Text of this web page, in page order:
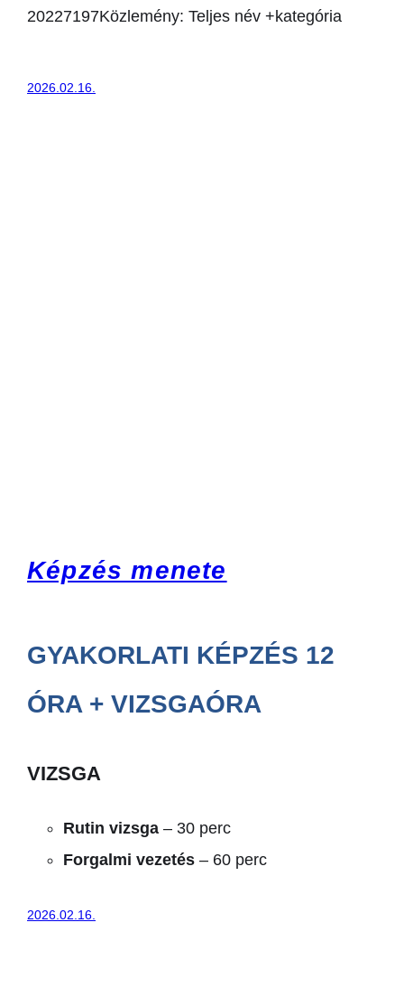
20227197Közlemény: Teljes név +kategória
2026.02.16.
Képzés menete
GYAKORLATI KÉPZÉS 12
ÓRA + VIZSGAÓRA
VIZSGA
Rutin vizsga – 30 perc
Forgalmi vezetés – 60 perc
2026.02.16.